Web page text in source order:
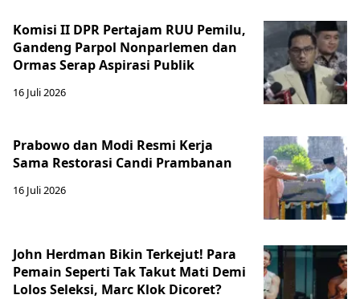
Komisi II DPR Pertajam RUU Pemilu,
Gandeng Parpol Nonparlemen dan
Ormas Serap Aspirasi Publik
16 Juli 2026
Prabowo dan Modi Resmi Kerja
Sama Restorasi Candi Prambanan
16 Juli 2026
John Herdman Bikin Terkejut! Para
Pemain Seperti Tak Takut Mati Demi
Lolos Seleksi, Marc Klok Dicoret?